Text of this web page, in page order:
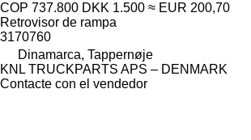
COP 737.800 DKK 1.500 ≈ EUR 200,70
Retrovisor de rampa
3170760
Dinamarca, Tappernøje
KNL TRUCKPARTS APS – DENMARK
Contacte con el vendedor